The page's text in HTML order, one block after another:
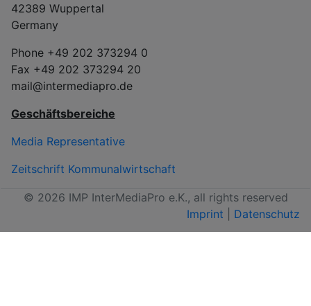
42389 Wuppertal
Germany
Phone +49 202 373294 0
Fax +49 202 373294 20
mail@intermediapro.de
Geschäftsbereiche
Media Representative
Zeitschrift Kommunalwirtschaft
© 2026 IMP InterMediaPro e.K., all rights reserved
Imprint
Datenschutz